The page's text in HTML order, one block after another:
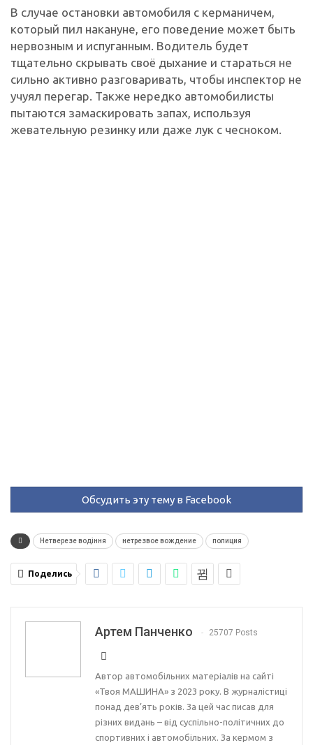
В случае остановки автомобиля с керманичем,
который пил накануне, его поведение может быть
нервозным и испуганным. Водитель будет
тщательно скрывать своё дыхание и стараться не
сильно активно разговаривать, чтобы инспектор не
учуял перегар. Также нередко автомобилисты
пытаются замаскировать запах, используя
жевательную резинку или даже лук с чесноком.
Обсудить эту тему в Facebook
Нетверезе водіння нетрезвое вождение полиция
Поделись
Артем Панченко 25707 Posts
Автор автомобільних матеріалів на сайті
«Твоя МАШИНА» з 2023 року. В журналістиці
понад дев’ять років. За цей час писав для
різних видань – від суспільно-політичних до
спортивних і автомобільних. За кермом з